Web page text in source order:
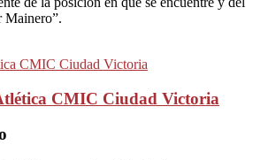
Mainero”.
CMIC Ciudad Victoria